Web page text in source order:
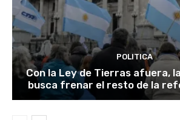
POLITICA
Con la Ley de Tierras afuera,
busca frenar el resto de la